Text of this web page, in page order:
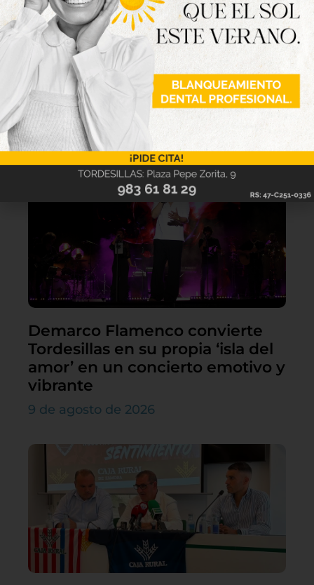
Lo último
Demarco Flamenco convierte
Tordesillas en su propia ‘isla del
amor’ en un concierto emotivo y
vibrante
9 de agosto de 2026